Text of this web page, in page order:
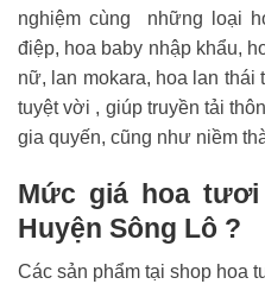
nghiệm cùng những loại
điệp, hoa baby nhập khẩu,
nữ, lan mokara, hoa lan
tuyệt vời , giúp truyền tải
gia quyến, cũng như niềm
Mức giá hoa
Huyện Sông Lô ?
Các sản phẩm tại shop hoa